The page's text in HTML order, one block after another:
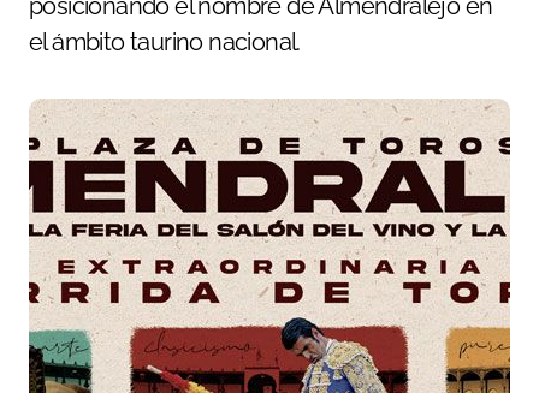
posicionando el nombre de Almendralejo en
el ámbito taurino nacional.